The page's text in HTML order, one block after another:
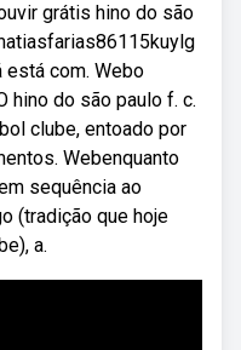
grátis hino do são
com. Webo
hino do são paulo f. c.
clube, entoado por
Webenquanto
sequência ao
(tradição que hoje
a.